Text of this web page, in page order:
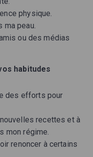
physique.
ma peau.
ou des médias
habitudes
des efforts pour
recettes et à
mon régime.
renoncer à certains